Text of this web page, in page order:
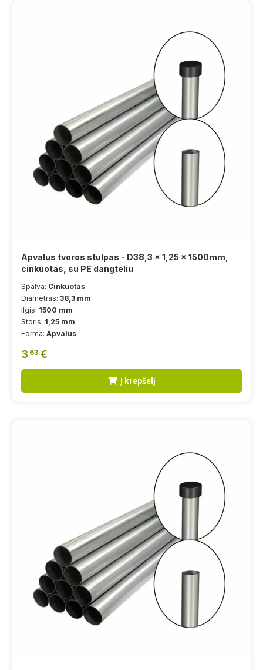
Apvalus tvoros stulpas - D38,3 x 1,25 x 1500mm,
cinkuotas, su PE dangteliu
Spalva: Cinkuotas
Diametras: 38,3 mm
Ilgis: 1500 mm
Storis: 1,25 mm
Forma: Apvalus
3 63 €
Į krepšelį